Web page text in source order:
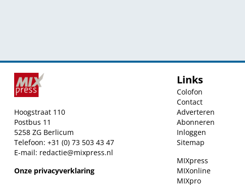
Hoogstraat 110
Postbus 11
5258 ZG Berlicum
Telefoon: +31 (0) 73 503 43 47
E-mail: redactie@mixpress.nl
Onze privacyverklaring
Links
Colofon
Contact
Adverteren
Abonneren
Inloggen
Sitemap
MIXpress
MIXonline
MIXpro